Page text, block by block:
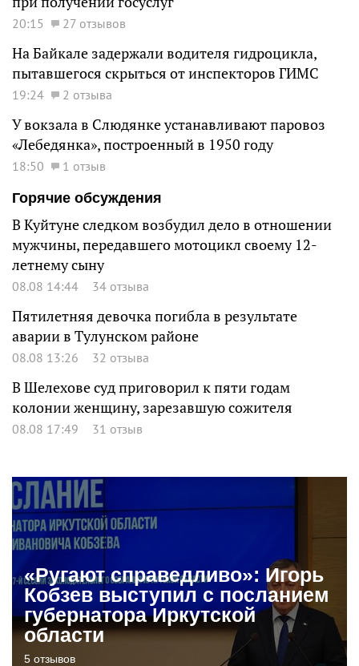
20:15 27 отзывов
На Байкале задержали водителя гидроцикла,
пытавшегося скрыться от инспекторов ГИМС
19:24 2 отзыва
У вокзала в Слюдянке устанавливают паровоз
«Лебедянка», построенный в 1950 году
18:50
1 отзыв
Горячие обсуждения
В Куйтуне следком возбудил дело в отношении
мужчины, передавшего мотоцикл своему 12-
летнему сыну
08.08 14:44 34 отзыва
Пятилетняя девочка погибла в результате
аварии в Тулунском районе
08.08 13:26 32 отзыва
В Шелехове суд приговорил к пяти годам
колонии женщину, зарезавшую сожителя
08.08 17:49 31 отзыв
«Ругают справедливо»: Игорь
Кобзев выступил с посланием
губернатора Иркутской
области
5 отзывов